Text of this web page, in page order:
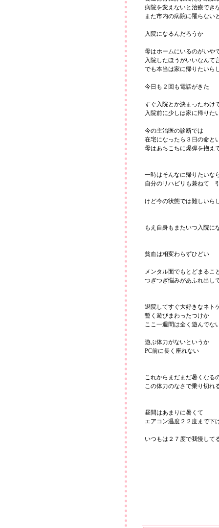
病院を変えないと治療でき
また市内の病院に罹らない
入院になるんだろうか
母はホームにいるのがいや
入院したほうがいいなんて
でも本当は家に帰りたいら
今日も２回も電話がきた
すぐ入院とか決まったわけ
入院前に少しは家に帰りた
今の主治医の診断では
在宅になったら３日の命と
母はあちこちに爆弾を抱え
一時はそんなに帰りたいな
自分のリハビリも兼ねて
けど今の状態では難しいら
もえ自身もまたいつ入院に
貧血は相変わらずひどい
メンタル面でもとどまるこ
つぎつぎ悩みがあふれ出し
退院してすぐ大好きなネト
暫く遊びまわったつけか
ここ一週間は全く遊んでな
遊ぶ体力がないというか
PC前に長く座れない
これからまだまだ暑くなる
この体力のなさで乗り切れ
昼間はあまりに暑くて
エアコン温度２２度まで下
いつもは２７度で我慢して